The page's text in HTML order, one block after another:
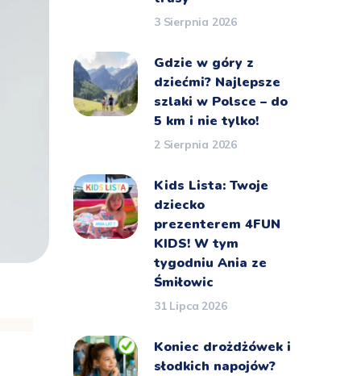
3 Sierpnia 2026
Gdzie w góry z
dziećmi? Najlepsze
szlaki w Polsce – do
5 km i nie tylko!
2 Sierpnia 2026
Kids Lista: Twoje
dziecko
prezenterem 4FUN
KIDS! W tym
tygodniu Ania ze
Śmiłowic
31 Lipca 2026
Koniec drożdżówek i
słodkich napojów?